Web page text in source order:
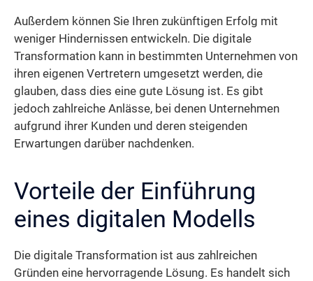
Außerdem können Sie Ihren zukünftigen Erfolg mit
weniger Hindernissen entwickeln. Die digitale
Transformation kann in bestimmten Unternehmen von
ihren eigenen Vertretern umgesetzt werden, die
glauben, dass dies eine gute Lösung ist. Es gibt
jedoch zahlreiche Anlässe, bei denen Unternehmen
aufgrund ihrer Kunden und deren steigenden
Erwartungen darüber nachdenken.
Vorteile der Einführung
eines digitalen Modells
Die digitale Transformation ist aus zahlreichen
Gründen eine hervorragende Lösung. Es handelt sich